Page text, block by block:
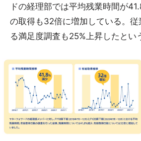
ドの経理部では平均残業時間が
の取得も32倍に増加している。従
る満足度調査も25%上昇したとい